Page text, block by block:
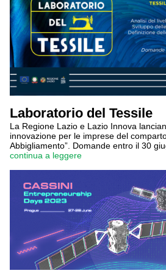
Laboratorio del Tessile
La Regione Lazio e Lazio Innova
innovazione per le imprese del
Abbigliamento”. Domande entro il 30
continua a leggere